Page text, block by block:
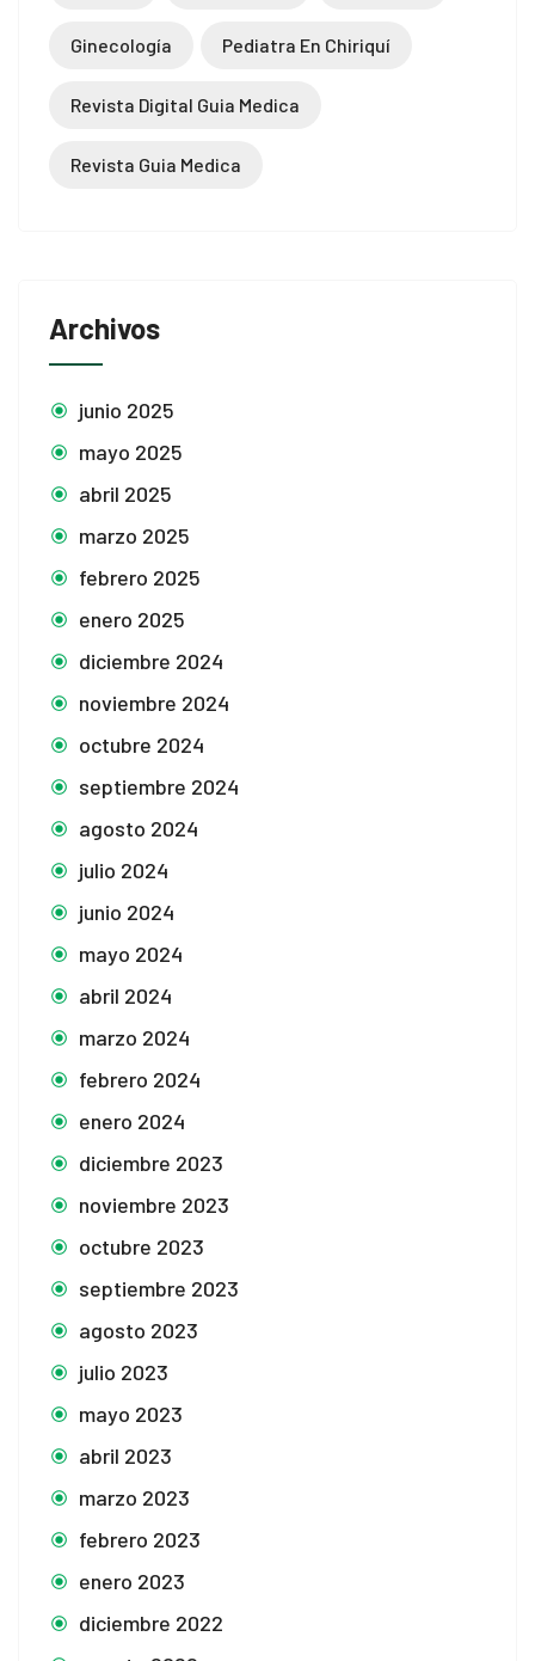
Ginecología Pediatra En Chiriquí
Revista Digital Guia Medica
Revista Guia Medica
Archivos
junio 2025
mayo 2025
abril 2025
marzo 2025
febrero 2025
enero 2025
diciembre 2024
noviembre 2024
octubre 2024
septiembre 2024
agosto 2024
julio 2024
junio 2024
mayo 2024
abril 2024
marzo 2024
febrero 2024
enero 2024
diciembre 2023
noviembre 2023
octubre 2023
septiembre 2023
agosto 2023
julio 2023
mayo 2023
abril 2023
marzo 2023
febrero 2023
enero 2023
diciembre 2022